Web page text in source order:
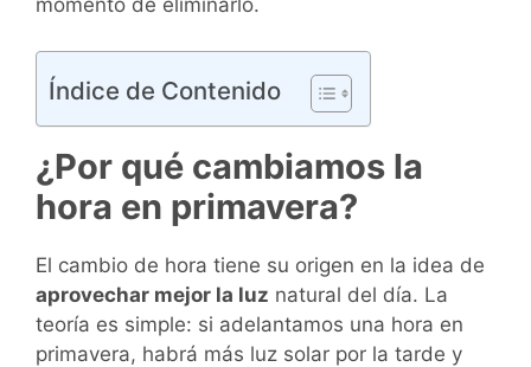
momento de eliminarlo.
Índice de Contenido
¿Por qué cambiamos la
hora en primavera?
El cambio de hora tiene su origen en la idea de
aprovechar mejor la luz natural del día. La
teoría es simple: si adelantamos una hora en
primavera, habrá más luz solar por la tarde y